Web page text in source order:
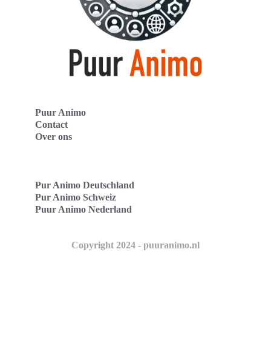
Puur Animo
Contact
Over ons
Pur Animo Deutschland
Pur Animo Schweiz
Puur Animo Nederland
Copyright 2024 - puuranimo.nl